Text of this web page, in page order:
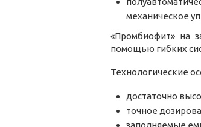
механическое
«Промбиофит» на
помощью гибких
Технологические
достаточно
точное